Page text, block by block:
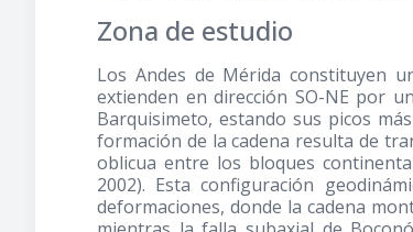
Zona de estudio
Los Andes de Mérida constituyen
extienden en dirección SO-NE por
Barquisimeto, estando sus picos
formación de la cadena resulta de
oblicua entre los bloques
2002). Esta configuración
deformaciones, donde la cadena